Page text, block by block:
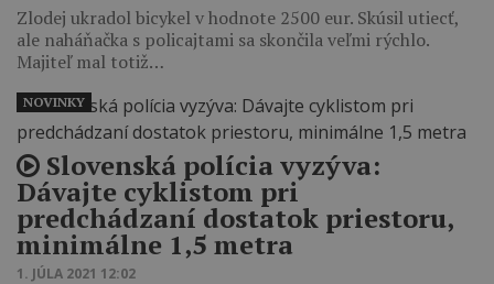
Zlodej ukradol bicykel v hodnote 2500 eur. Skúsil utiecť,
ale naháňačka s policajtami sa skončila veľmi rýchlo.
Majiteľ mal totiž…
Slovenská polícia vyzýva:
Dávajte cyklistom pri
predchádzaní dostatok priestoru,
minimálne 1,5 metra
1. JÚLA 2021 12:02
NOVINKY